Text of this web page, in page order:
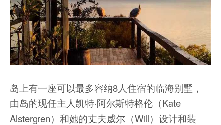
岛上有一座可以最多容纳8人住宿的临海别墅，
由岛的现任主人凯特·阿尔斯特格伦（Kate
Alstergren）和她的丈夫威尔（Will）设计和装